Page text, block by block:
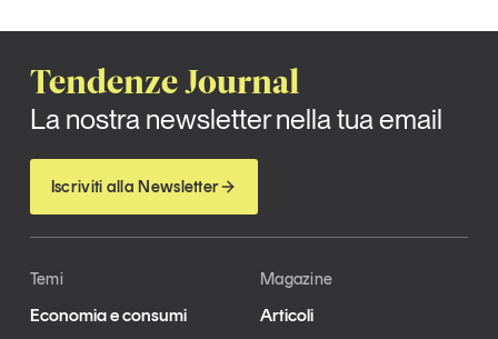
Tendenze Journal
La nostra newsletter nella tua email
Iscriviti alla Newsletter
Temi
Economia e consumi
Magazine
Articoli